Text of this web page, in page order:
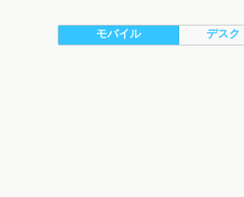
モバイル デスク